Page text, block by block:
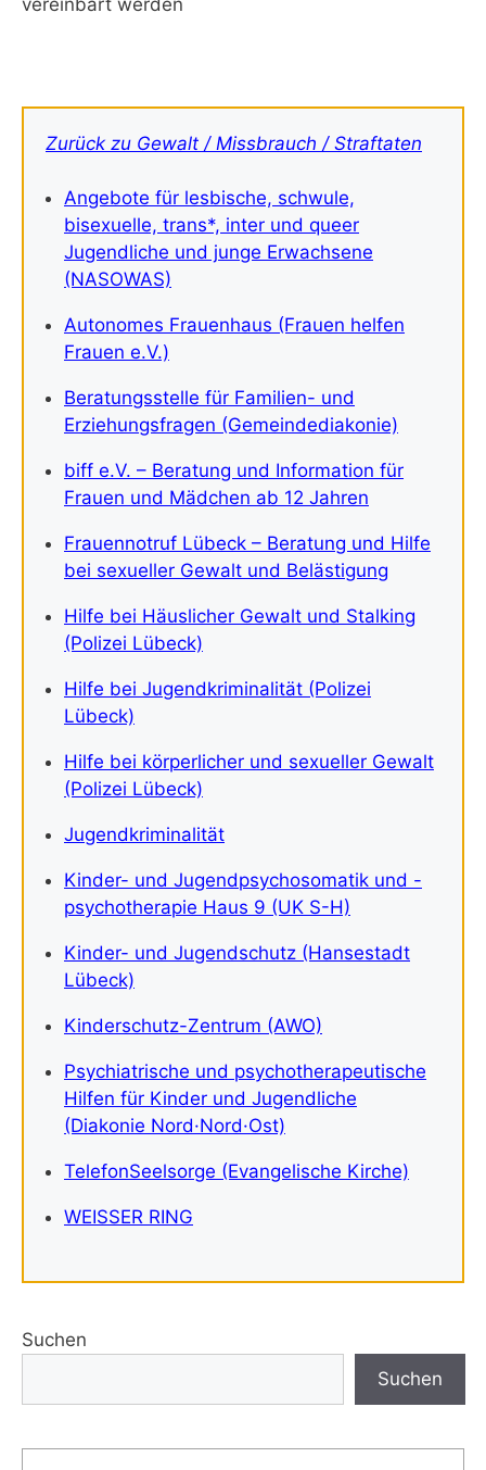
vereinbart werden
Zurück zu Gewalt / Missbrauch / Straftaten
Angebote für lesbische, schwule,
bisexuelle, trans*, inter und queer
Jugendliche und junge Erwachsene
(NASOWAS)
Autonomes Frauenhaus (Frauen helfen
Frauen e.V.)
Beratungsstelle für Familien- und
Erziehungsfragen (Gemeindediakonie)
biff e.V. – Beratung und Information für
Frauen und Mädchen ab 12 Jahren
Frauennotruf Lübeck – Beratung und Hilfe
bei sexueller Gewalt und Belästigung
Hilfe bei Häuslicher Gewalt und Stalking
(Polizei Lübeck)
Hilfe bei Jugendkriminalität (Polizei
Lübeck)
Hilfe bei körperlicher und sexueller Gewalt
(Polizei Lübeck)
Jugendkriminalität
Kinder- und Jugendpsychosomatik und -
psychotherapie Haus 9 (UK S-H)
Kinder- und Jugendschutz (Hansestadt
Lübeck)
Kinderschutz-Zentrum (AWO)
Psychiatrische und psychotherapeutische
Hilfen für Kinder und Jugendliche
(Diakonie Nord·Nord·Ost)
TelefonSeelsorge (Evangelische Kirche)
WEISSER RING
Suchen
Suchen